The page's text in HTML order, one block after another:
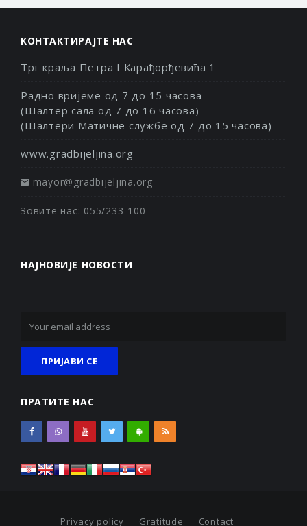
КОНТАКТИРАЈТЕ НАС
Трг краља Петра I Карађорђевића 1
Радно вријеме од 7 до 15 часова
(Шалтер сала од 7 до 16 часова)
(Шалтери Матичне службе од 7 до 15 часова)
www.gradbijeljina.org
mayor@gradbijeljina.org
Зовите нас: 055/233-100
НАЈНОВИЈЕ НОВОСТИ
ПРАТИТЕ НАС
Privacy policy Gratitude Contact